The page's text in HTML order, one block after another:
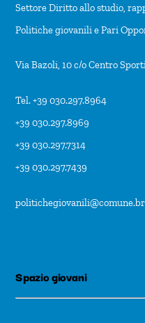
Settore Diritto allo studio,
Politiche giovanili e Pari
Via Bazoli, 10 c/o Centro
Tel. +39 030.297.8964
+39 030.297.8969
+39 030.297.7314
+39 030.297.7439
Spazio giovani